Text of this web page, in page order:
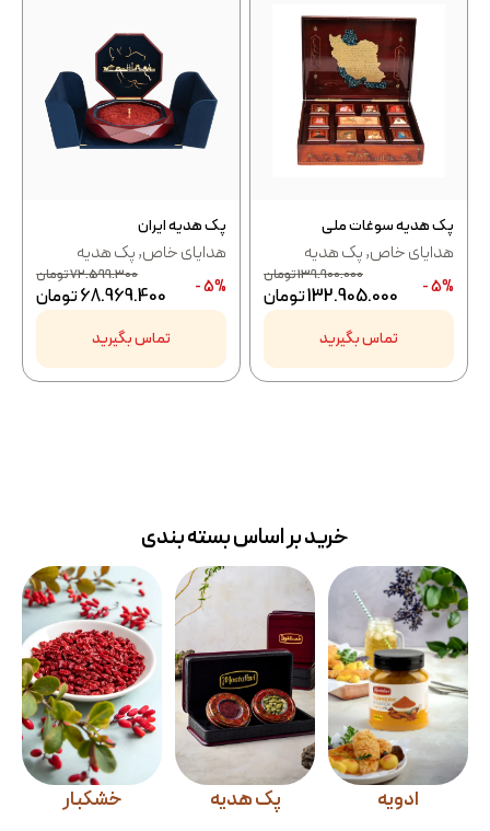
پک هدیه سوغات ملی
هدایای خاص,پک هدیه
5% -
139.900.000تومان
132.905.000تومان
تماس بگیرید
پک هدیه ایران
هدایای خاص,پک هدیه
5% -
72.599.300تومان
68.969.400تومان
تماس بگیرید
خرید بر اساس بسته بندی
ادویه پک هدیه خشکبار